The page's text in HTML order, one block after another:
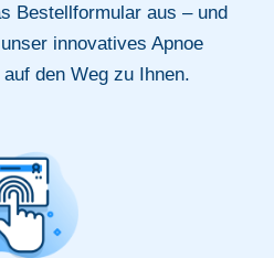
Bestellformular aus – und
innovatives Apnoe
den Weg zu Ihnen.